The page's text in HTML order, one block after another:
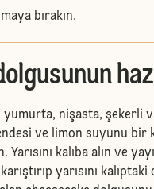
bırakın.
yumurta, nişasta, şekerli
ve limon suyunu bir
kalıba alın ve
yarısını